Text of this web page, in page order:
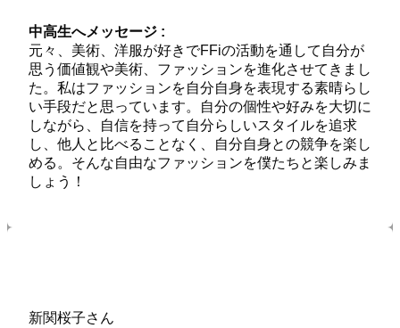
中高生へメッセージ :
元々、美術、洋服が好きでFFiの活動を通して自分が
思う価値観や美術、ファッションを進化させてきまし
た。私はファッションを自分自身を表現する素晴らし
い手段だと思っています。自分の個性や好みを大切に
しながら、自信を持って自分らしいスタイルを追求
し、他人と比べることなく、自分自身との競争を楽し
める。そんな自由なファッションを僕たちと楽しみま
しょう！
新関桜子さん